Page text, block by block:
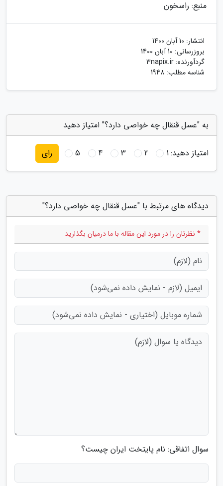
منبع: راسخون
انتشار: 10 آبان 1400
بروزرسانی: 10 آبان 1400
گردآورنده: 3napix.ir
شناسه مطلب: 1948
به "عسل قنقال چه خواصی دارد؟" امتیاز دهید
امتیاز دهید:1
2
3
4
5 رای
دیدگاه های مرتبط با "عسل قنقال چه خواصی دارد؟"
* نظرتان را در مورد این مقاله با ما درمیان بگذارید
سوال اتفاقی: نام پایتخت ایران چیست؟